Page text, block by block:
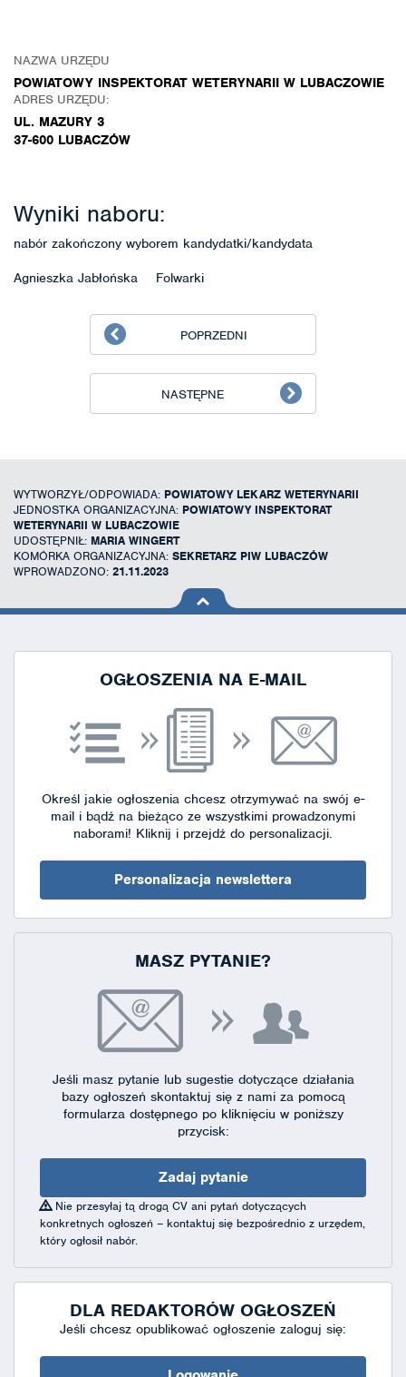
NAZWA URZĘDU
POWIATOWY INSPEKTORAT WETERYNARII W LUBACZOWIE
ADRES URZĘDU:
UL. MAZURY 3
37-600 LUBACZÓW
Wyniki naboru:
nabór zakończony wyborem kandydatki/kandydata
Agnieszka Jabłońska Folwarki
POPRZEDNI
NASTĘPNE
WYTWORZYŁ/ODPOWIADA: POWIATOWY LEKARZ WETERYNARII
JEDNOSTKA ORGANIZACYJNA: POWIATOWY INSPEKTORAT
WETERYNARII W LUBACZOWIE
UDOSTĘPNIŁ: MARIA WINGERT
KOMÓRKA ORGANIZACYJNA: SEKRETARZ PIW LUBACZÓW
WPROWADZONO: 21.11.2023
na górę
OGŁOSZENIA NA E-MAIL
Określ jakie ogłoszenia chcesz otrzymywać na swój e-
mail i bądź na bieżąco ze wszystkimi prowadzonymi
naborami! Kliknij i przejdź do personalizacji.
Personalizacja newslettera
MASZ PYTANIE?
Jeśli masz pytanie lub sugestie dotyczące działania
bazy ogłoszeń skontaktuj się z nami za pomocą
formularza dostępnegopo kliknięciu w poniższy
przycisk:
Zadaj pytanie
Nie przesyłaj tą drogą CV ani pytań dotyczących
konkretnych ogłoszeń – kontaktuj się bezpośrednio z urzędem,
który ogłosił nabór.
DLA REDAKTORÓW OGŁOSZEŃ
Jeśli chcesz opublikować ogłoszenie zaloguj się: